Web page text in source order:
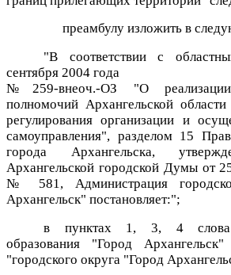
преамбулу изложить в
"В соответствии с
сентября 2004 года
№259-внеоч.-ОЗ "О реализации
полномочий Архангельской
регулирования организации и
самоуправления", разделом 15
города Архангельска,
Архангельской городской Думы от
№ 581, Администрация
Архангельск" постановляет:";
в пунктах 1, 3, 4 слова
образования "Город
"городского округа "Город